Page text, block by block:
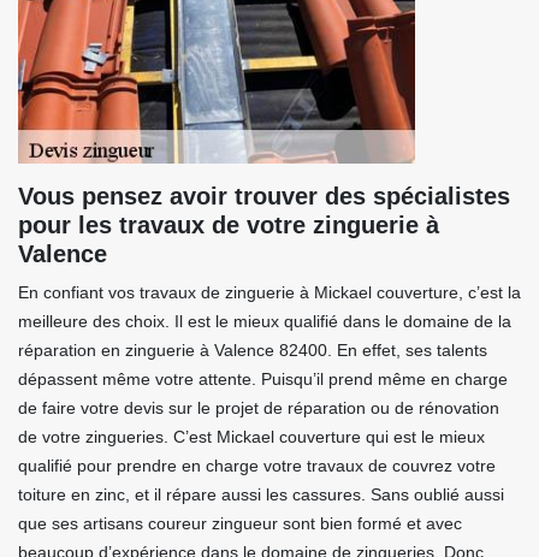
Vous pensez avoir trouver des spécialistes
pour les travaux de votre zinguerie à
Valence
En confiant vos travaux de zinguerie à Mickael couverture, c’est la
meilleure des choix. Il est le mieux qualifié dans le domaine de la
réparation en zinguerie à Valence 82400. En effet, ses talents
dépassent même votre attente. Puisqu’il prend même en charge
de faire votre devis sur le projet de réparation ou de rénovation
de votre zingueries. C’est Mickael couverture qui est le mieux
qualifié pour prendre en charge votre travaux de couvrez votre
toiture en zinc, et il répare aussi les cassures. Sans oublié aussi
que ses artisans coureur zingueur sont bien formé et avec
beaucoup d’expérience dans le domaine de zingueries. Donc